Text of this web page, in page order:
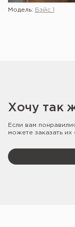
Модель: Бэйс 1
Хочу так
Если вам
можете заказать их